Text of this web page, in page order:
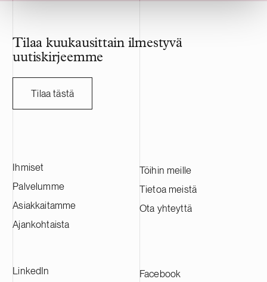
Tilaa kuukausittain ilmestyvä
uutiskirjeemme
Tilaa tästä
Ihmiset
Palvelumme
Asiakkaitamme
Ajankohtaista
Töihin meille
Tietoa meistä
Ota yhteyttä
LinkedIn
Facebook